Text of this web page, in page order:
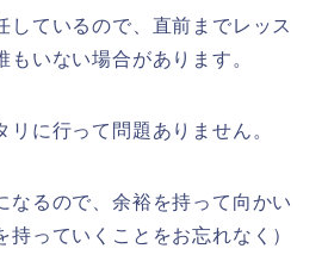
しているので、直前までレッス
もいない場合があります。
リに行って問題ありません。
なるので、余裕を持って向かい
持っていくことをお忘れなく）